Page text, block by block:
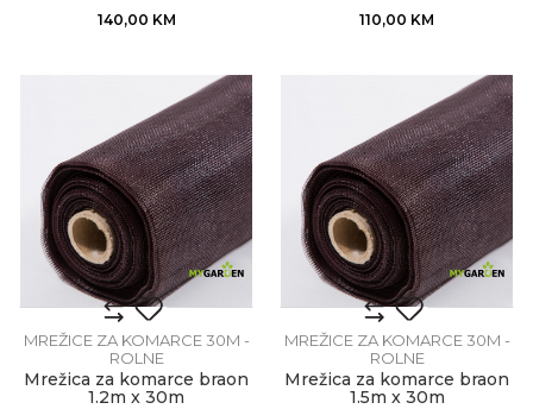
140,00 KM 110,00 KM
MREŽICE ZA KOMARCE 30M -
ROLNE
Mrežica za komarce braon
1.2m x 30m
MREŽICE ZA KOMARCE 30M -
ROLNE
Mrežica za komarce braon
1.5m x 30m